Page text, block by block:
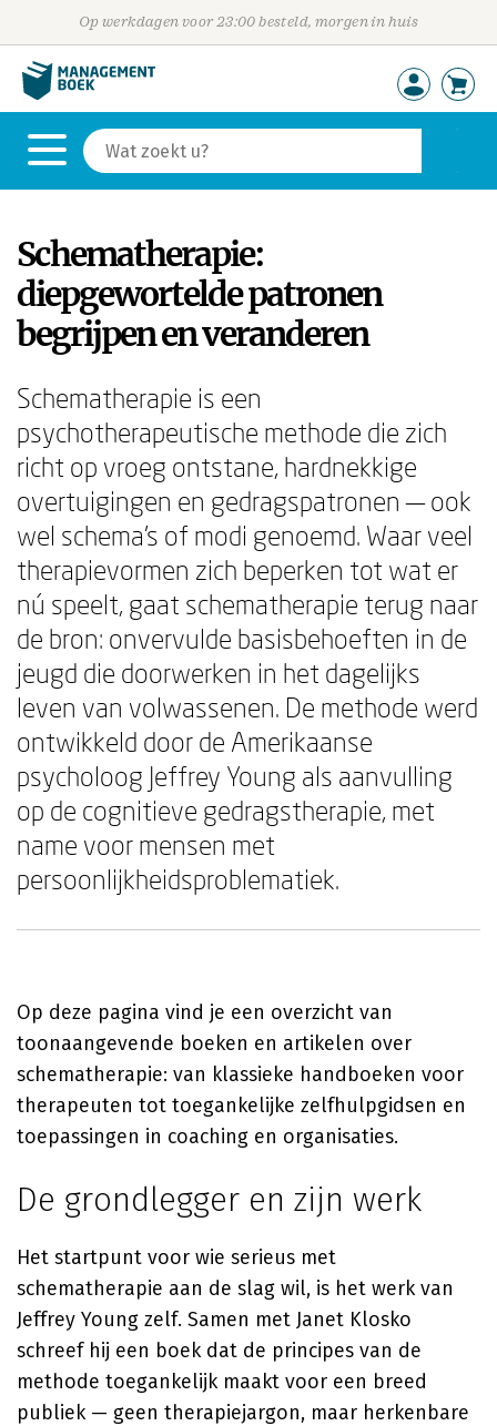
Op werkdagen voor 23:00 besteld, morgen in huis
Schematherapie:
diepgewortelde patronen
begrijpen en veranderen
Schematherapie is een
psychotherapeutische methode die zich
richt op vroeg ontstane, hardnekkige
overtuigingen en gedragspatronen — ook
wel schema's of modi genoemd. Waar veel
therapievormen zich beperken tot wat er
nú speelt, gaat schematherapie terug naar
de bron: onvervulde basisbehoeften in de
jeugd die doorwerken in het dagelijks
leven van volwassenen. De methode werd
ontwikkeld door de Amerikaanse
psycholoog Jeffrey Young als aanvulling
op de cognitieve gedragstherapie, met
name voor mensen met
persoonlijkheidsproblematiek.
Op deze pagina vind je een overzicht van
toonaangevende boeken en artikelen over
schematherapie: van klassieke handboeken voor
therapeuten tot toegankelijke zelfhulpgidsen en
toepassingen in coaching en organisaties.
De grondlegger en zijn werk
Het startpunt voor wie serieus met
schematherapie aan de slag wil, is het werk van
Jeffrey Young zelf. Samen met Janet Klosko
schreef hij een boek dat de principes van de
methode toegankelijk maakt voor een breed
publiek — geen therapiejargon, maar herkenbare